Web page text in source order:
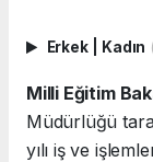
Erkek Kadın
Milli Eğitim
Müdürlüğü
yılı iş ve